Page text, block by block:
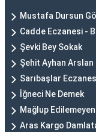
Mustafa Dursun
Cadde Eczanesi -
Şevki Bey Sokak
Şehit Ayhan Arslan
Sarıbaşlar
İğneci Ne Demek
Mağlup
Aras Kargo